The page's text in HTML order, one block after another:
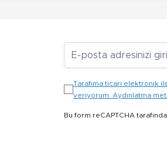
Tarafıma ticari elektronik
veriyorum. Aydınlatma
Bu form reCAPTCHA